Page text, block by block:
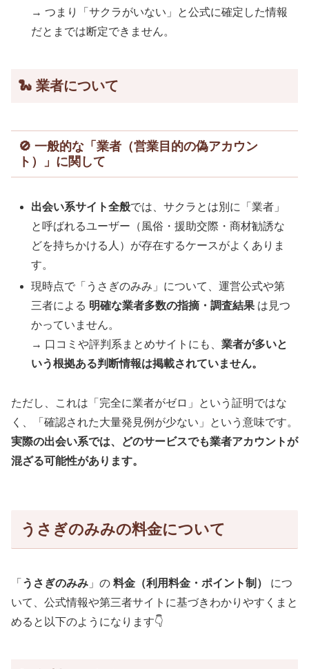
→ つまり「サクラがいない」と公式に確定した情報
だとまでは断定できません。
🐍 業者について
🚫 一般的な「業者（営業目的の偽アカウン
ト）」に関して
出会い系サイト全般では、サクラとは別に「業者」
と呼ばれるユーザー（風俗・援助交際・商材勧誘な
どを持ちかける人）が存在するケースがよくありま
す。
現時点で「うさぎのみみ」について、運営公式や第
三者による 明確な業者多数の指摘・調査結果 は見つ
かっていません。
→ 口コミや評判系まとめサイトにも、業者が多いと
いう根拠ある判断情報は掲載されていません。
ただし、これは「完全に業者がゼロ」という証明ではな
く、「確認された大量発見例が少ない」という意味です。
実際の出会い系では、どのサービスでも業者アカウントが
混ざる可能性があります。
うさぎのみみの料金について
「 うさぎのみみ 」の 料金（利用料金・ポイント制）
につ
いて、公式情報や第三者サイトに基づきわかりやすくまと
めると以下のようになります👇